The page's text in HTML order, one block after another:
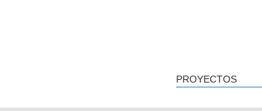
PROYECTOS